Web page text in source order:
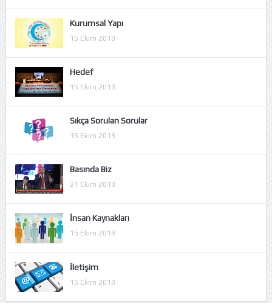
Kurumsal Yapı
15 Ekim 2018
Hedef
15 Ekim 2018
Sıkça Sorulan Sorular
15 Ekim 2018
Basında Biz
21 Ekim 2018
İnsan Kaynakları
15 Ekim 2018
İletişim
15 Ekim 2018